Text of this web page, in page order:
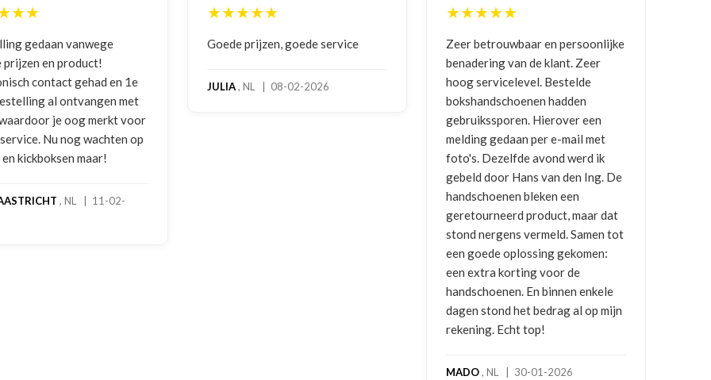
Goede prijzen, goede service
JULIA, NL | 08-02-2026
Zeer betrouwbaar en persoonlijke
benadering van de klant. Zeer
hoog servicelevel. Bestelde
bokshandschoenen hadden
gebruikssporen. Hierover een
melding gedaan per e-mail met
foto's. Dezelfde avond werd ik
gebeld door Hans van den Ing. De
geretourneerd product, maar dat
stond nergens vermeld. Samen tot
een goede oplossing gekomen:
handschoenen. En binnen enkele
dagen stond het bedrag al op mijn
Goede communicatie, artikel
ontvangen
NICO VERMUNICHT
2026